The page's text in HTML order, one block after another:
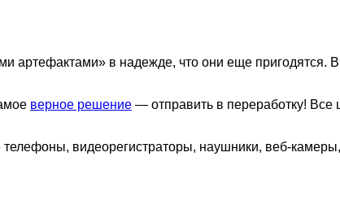
артефактами» в надежде, что они еще пригодятся.
верное решение — отправить в переработку!
видеорегистраторы, наушники, веб-